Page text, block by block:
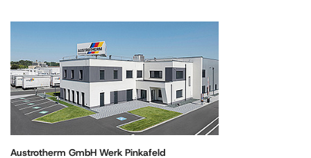
Austrotherm GmbH Werk Pinkafeld